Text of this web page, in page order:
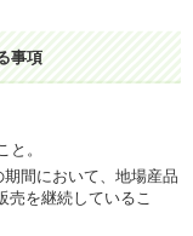
事項
と。
期間 において、 地場産品
売を継続しているこ